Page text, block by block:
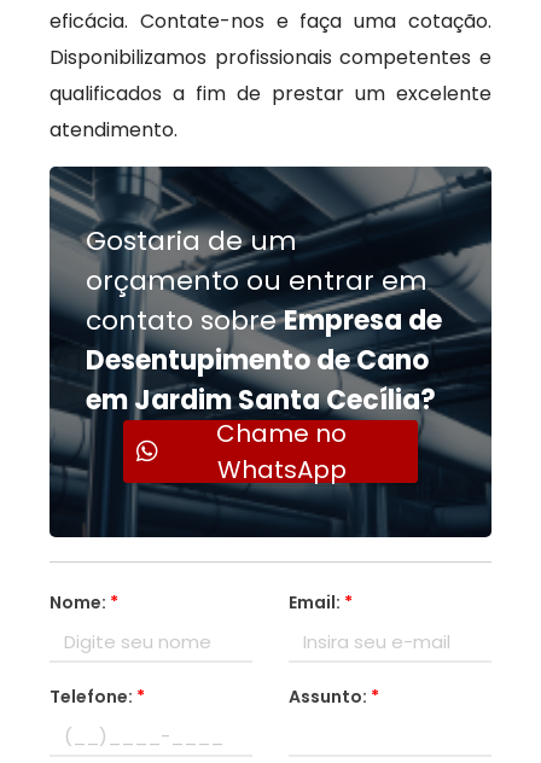
eficácia. Contate-nos e faça uma cotação.
Disponibilizamos profissionais competentes e
qualificados a fim de prestar um excelente
atendimento.
Gostaria de um
orçamento ou entrar em
contato sobreEmpresa de
Desentupimento de Cano
em Jardim Santa Cecília?
Chame no
WhatsApp
Nome: * Email: *
Telefone: * Assunto: *